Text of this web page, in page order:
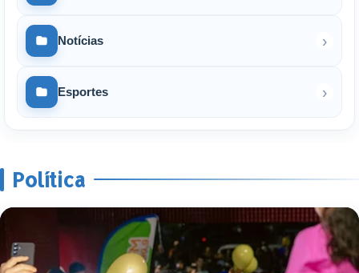
Notícias ›
Esportes ›
Política